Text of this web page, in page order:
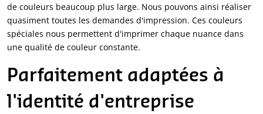
de couleurs beaucoup plus large. Nous pouvons ainsi réaliser
quasiment toutes les demandes d'impression. Ces couleurs
spéciales nous permettent d'imprimer chaque nuance dans
une qualité de couleur constante.
Parfaitement adaptées à
l'identité d'entreprise